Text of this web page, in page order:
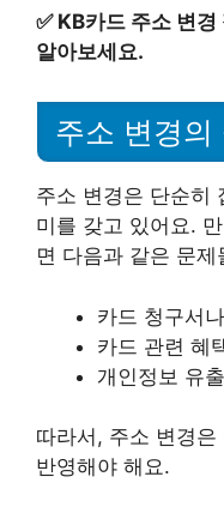
✅ KB카드 주소 변
알아보세요.
주소 변경의
주소 변경은 단순히
미를 갖고 있어요.
면 다음과 같은 문
카드 청구서
카드 관련 혜
개인정보 유
따라서, 주소 변경
반영해야 해요.